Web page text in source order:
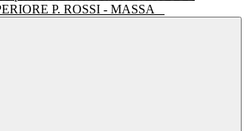
P. ROSSI - MASSA